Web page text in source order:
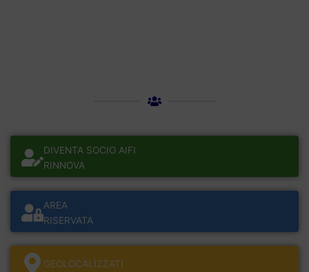
DIVENTA SOCIO AIFI
RINNOVA
AREA
RISERVATA
GEOLOCALÌZZATI